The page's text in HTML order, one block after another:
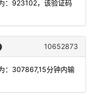
：923102，该验证码
10652873
：307867,15分钟内输